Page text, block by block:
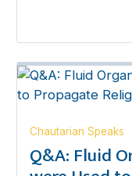
Chautarian Speaks
Q&A: Fluid